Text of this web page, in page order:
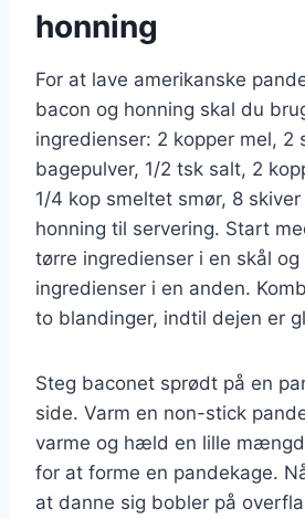
honning
For at lave amerikanske
bacon og honning skal du
ingredienser: 2 kopper mel, 2
bagepulver, 1/2 tsk salt, 2
1/4 kop smeltet smør, 8
honning til servering. Start
tørre ingredienser i en skål
ingredienser i en anden.
to blandinger, indtil dejen er
Steg baconet sprødt på en
side. Varm en non-stick
varme og hæld en lille
for at forme en pandekage.
at danne sig bobler på